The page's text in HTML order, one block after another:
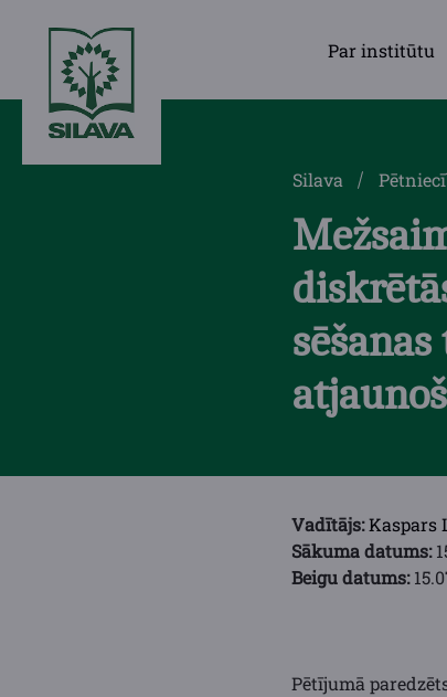
Par institūtu
Silava
Vadītājs:Kaspars
Sākuma datums:
Beigu datums:
Pētījumā